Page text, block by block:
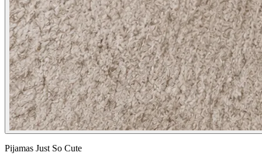
Pijamas Just So Cute